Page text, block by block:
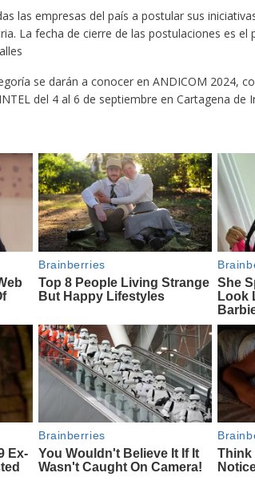
las empresas del país a postular sus
La fecha de cierre de las postulaciones es el
se darán a conocer en ANDICOM 2024,
del 4 al 6 de septiembre en Cartagena de